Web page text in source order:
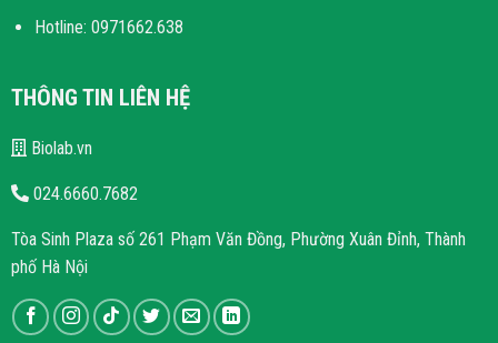
Hotline: 0971662.638
THÔNG TIN LIÊN HỆ
Biolab.vn
024.6660.7682
Tòa Sinh Plaza số 261 Phạm Văn Đồng, Phường Xuân Đỉnh, Thành
phố Hà Nội